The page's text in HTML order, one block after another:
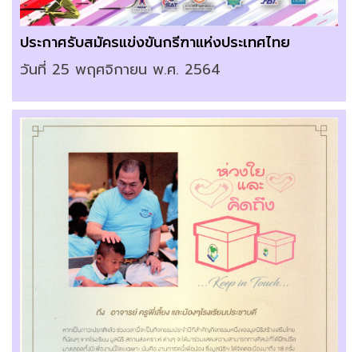
ประกาศรับสมัครแข่งขันกรีฑาแห่งประเทศไทย
วันที่ 25 พฤศจิกายน พ.ศ. 2564